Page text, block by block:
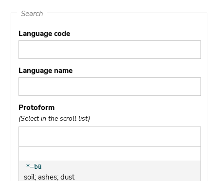
Search
Language code
Language name
Protoform
(Select in the scroll list)
soil; ashes; dust